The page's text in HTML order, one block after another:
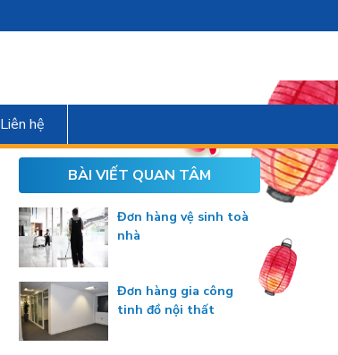
Liên hệ
BÀI VIẾT QUAN TÂM
Đơn hàng vệ sinh toà
nhà
Đơn hàng gia công
tinh đồ nội thất